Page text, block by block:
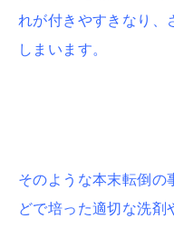
れが付きやすきなり、
しまいます。
そのような本末転倒の
どで培った適切な洗剤